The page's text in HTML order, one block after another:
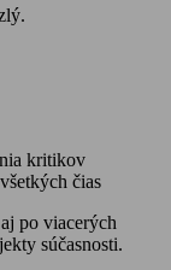
kritikov
čias
po viacerých
súčasnosti.